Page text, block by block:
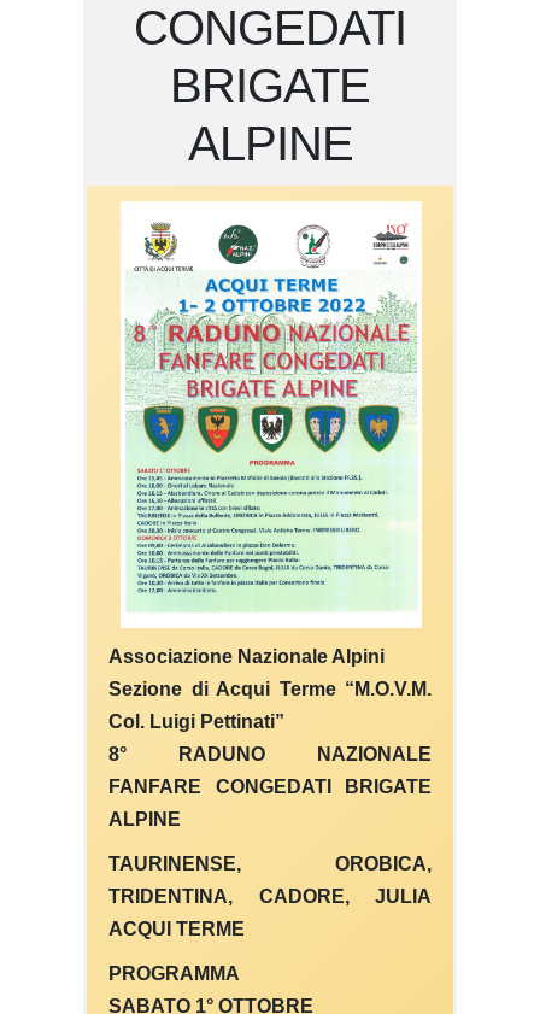
CONGEDATI
BRIGATE
ALPINE
Associazione Nazionale Alpini
Sezione di Acqui Terme “M.O.V.M.
Col. Luigi Pettinati”
8° RADUNO NAZIONALE
FANFARE CONGEDATI BRIGATE
ALPINE
TAURINENSE, OROBICA,
TRIDENTINA, CADORE, JULIA
ACQUI TERME
PROGRAMMA
SABATO 1° OTTOBRE